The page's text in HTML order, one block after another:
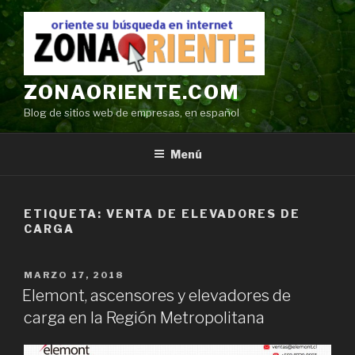
Ir
contenido
ZONAORIENTE.COM
Blog de sitios web de empresas, en español
Menú
ETIQUETA: VENTA DE ELEVADORES DE
CARGA
POSTED
ON
MARZO 17, 2018
Elemont, ascensores y elevadores de
carga en la Región Metropolitana